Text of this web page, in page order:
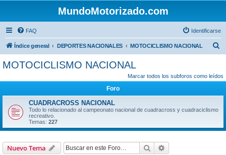
MundoMotorizado.com
FAQ Identificarse
Índice general DEPORTES NACIONALES MOTOCICLISMO NACIONAL
c
MOTOCICLISMO NACIONAL
Marcar todos los subforos como leídos
Foro
CUADRACROSS NACIONAL
Todo lo relacionado al campeonato nacional de cuadracross y cuadraciclismo
recreativo.
Temas: 227
Nuevo Tema Buscar